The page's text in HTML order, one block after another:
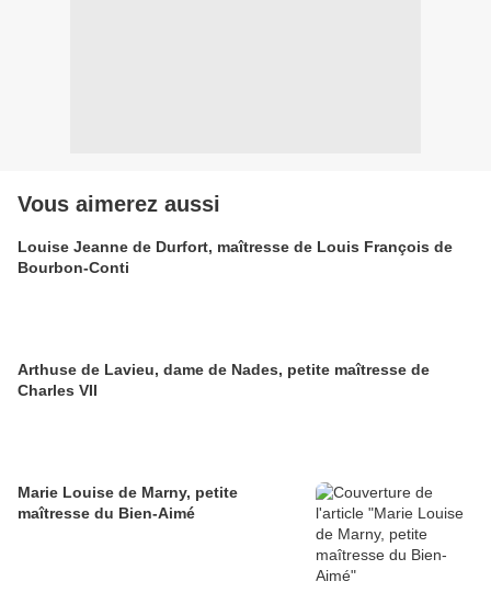
Vous aimerez aussi
Louise Jeanne de Durfort, maîtresse de Louis François de
Bourbon-Conti
Arthuse de Lavieu, dame de Nades, petite maîtresse de
Charles VII
Marie Louise de Marny, petite
maîtresse du Bien-Aimé